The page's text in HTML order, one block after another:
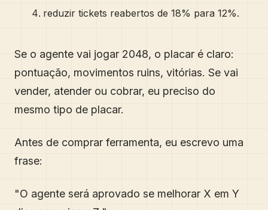
reduzir tickets reabertos de 18% para 12%.
Se o agente vai jogar 2048, o placar é claro:
pontuação, movimentos ruins, vitórias. Se vai
vender, atender ou cobrar, eu preciso do
mesmo tipo de placar.
Antes de comprar ferramenta, eu escrevo uma
frase:
"O agente será aprovado se melhorar X em Y